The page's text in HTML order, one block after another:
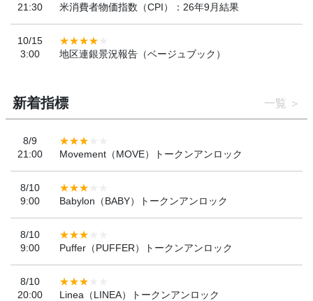
21:30
米消費者物価指数（CPI）：26年9月結果
10/15
3:00
地区連銀景況報告（ベージュブック）
新着指標 一覧
8/9
21:00
Movement（MOVE）トークンアンロック
8/10
9:00
Babylon（BABY）トークンアンロック
8/10
9:00
Puffer（PUFFER）トークンアンロック
8/10
20:00
Linea（LINEA）トークンアンロック